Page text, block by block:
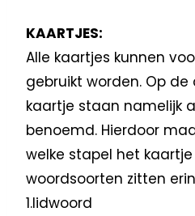
KAARTJES:
Alle kaartjes kunnen
gebruikt worden. Op
kaartje staan namelijk
benoemd. Hierdoor
welke stapel het
woordsoorten zitten
1.lidwoord